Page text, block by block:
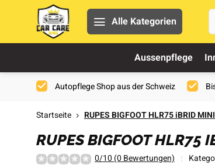
Alle Kategorien
Aussenpflege
Autopflege Shop aus der Schweiz
Startseite RUPES BIGFOOT HLR75 iBRID
RUPES BIGFOOT HLR75
0/10 (0 Bewertungen)